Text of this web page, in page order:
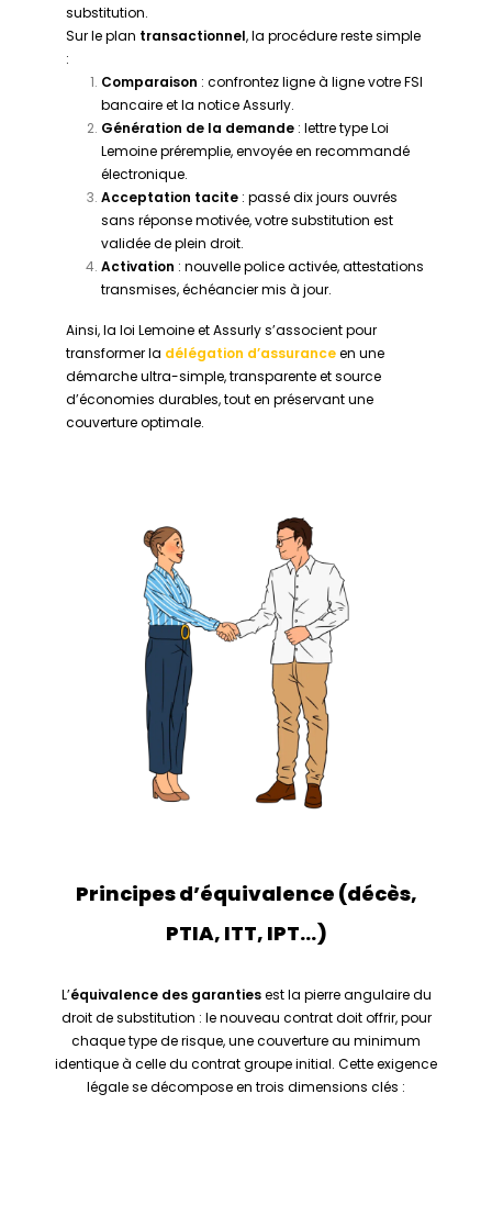
substitution.
Sur le plan transactionnel, la procédure reste simple
:
Comparaison : confrontez ligne à ligne votre FSI
bancaire et la notice Assurly.
Génération de la demande : lettre type Loi
Lemoine préremplie, envoyée en recommandé
électronique.
Acceptation tacite : passé dix jours ouvrés
sans réponse motivée, votre substitution est
validée de plein droit.
Activation : nouvelle police activée, attestations
transmises, échéancier mis à jour.
Ainsi, la loi Lemoine et Assurly s’associent pour
transformer la délégation d’assuranceen une
démarche ultra-simple, transparente et source
d’économies durables, tout en préservant une
couverture optimale.
Principes d’équivalence (décès,
PTIA, ITT, IPT…)
L’équivalence des garantiesest la pierre angulaire du
droit de substitution : le nouveau contrat doit offrir, pour
chaque type de risque, une couverture au minimum
identique à celle du contrat groupe initial. Cette exigence
légale se décompose en trois dimensions clés :